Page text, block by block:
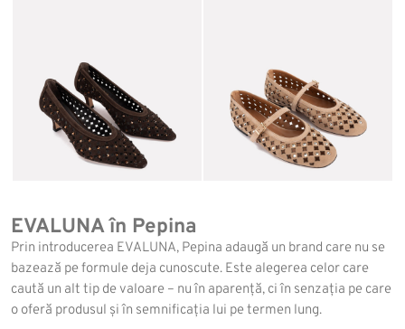
EVALUNA în Pepina
Prin introducerea EVALUNA, Pepina adaugă un brand care nu se
bazează pe formule deja cunoscute. Este alegerea celor care
caută un alt tip de valoare – nu în aparență, ci în senzația pe care
o oferă produsul și în semnificația lui pe termen lung.